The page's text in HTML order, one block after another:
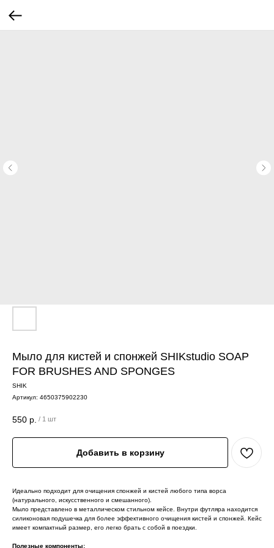
Мыло для кистей и спонжей SHIKstudio SOAP
FOR BRUSHES AND SPONGES
SHIK
Артикул: 4650375902230
550 р. / 1 шт
Добавить в корзину
Идеально подходит для очищения спонжей и кистей любого типа ворса
(натурального, искусственного и смешанного).
Мыло представлено в металлическом стильном кейсе. Внутри футляра находится
силиконовая подушечка для более эффективного очищения кистей и спонжей. Кейс
имеет компактный размер, его легко брать с собой в поездки.
Полезные компоненты: